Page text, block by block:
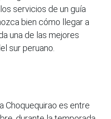
servicios de un guía
bien cómo llegar a
una de las mejores
sur peruano.
Choquequirao es entre